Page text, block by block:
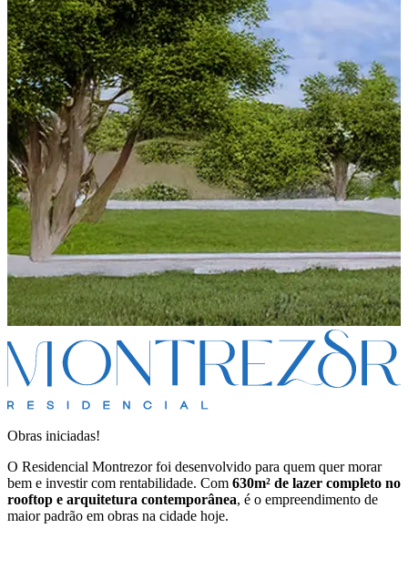
Obras iniciadas!
O Residencial Montrezor foi desenvolvido para quem quer morar
bem e investir com rentabilidade. Com 630m² de lazer completo no
rooftop e arquitetura contemporânea, é o empreendimento de
maior padrão em obras na cidade hoje.